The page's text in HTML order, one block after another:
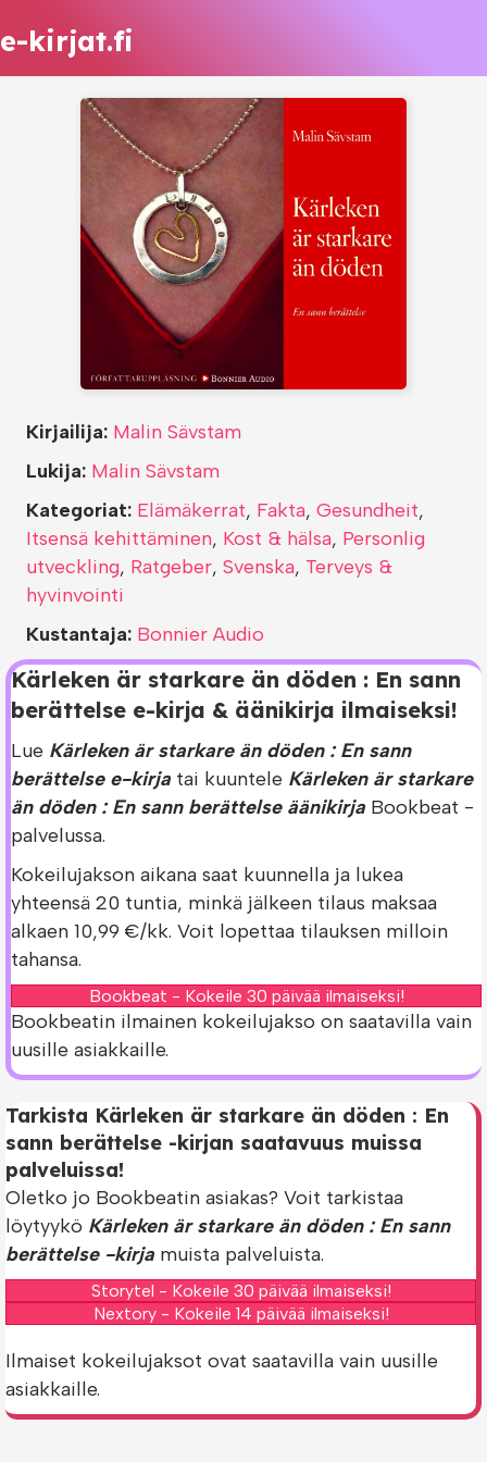
e-kirjat.fi
Kärleken är starkare än döden : En sann
berättelse e-kirja & äänikirja ilmaiseksi!
Lue Kärleken är starkare än döden : En sann
berättelse e-kirja tai kuuntele Kärleken är starkare
än döden : En sann berättelse äänikirja Bookbeat -
palvelussa.
Kokeilujakson aikana saat kuunnella ja lukea
yhteensä 20 tuntia, minkä jälkeen tilaus maksaa
alkaen 10,99 €/kk. Voit lopettaa tilauksen milloin
tahansa.
Bookbeat - Kokeile 30 päivää ilmaiseksi!
Bookbeatin ilmainen kokeilujakso on saatavilla vain
uusille asiakkaille.
Kirjailija: Malin Sävstam
Lukija: Malin Sävstam
Kategoriat: Elämäkerrat, Fakta, Gesundheit,
Itsensä kehittäminen, Kost & hälsa, Personlig
utveckling, Ratgeber, Svenska, Terveys &
hyvinvointi
Kustantaja: Bonnier Audio
Tarkista Kärleken är starkare än döden : En
sann berättelse -kirjan saatavuus muissa
palveluissa!
Oletko jo Bookbeatin asiakas? Voit tarkistaa
löytyykö Kärleken är starkare än döden : En sann
berättelse -kirja muista palveluista.
Storytel - Kokeile 30 päivää ilmaiseksi!
Nextory - Kokeile 14 päivää ilmaiseksi!
Ilmaiset kokeilujaksot ovat saatavilla vain uusille
asiakkaille.